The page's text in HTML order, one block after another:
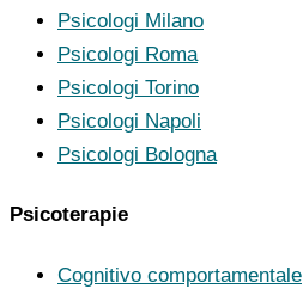
Psicologi Milano
Psicologi Roma
Psicologi Torino
Psicologi Napoli
Psicologi Bologna
Psicoterapie
Cognitivo comportamentale